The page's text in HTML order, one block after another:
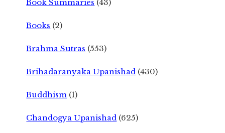
Book Summaries (43)
Books (2)
Brahma Sutras (553)
Brihadaranyaka Upanishad (430)
Buddhism (1)
Chandogya Upanishad (625)